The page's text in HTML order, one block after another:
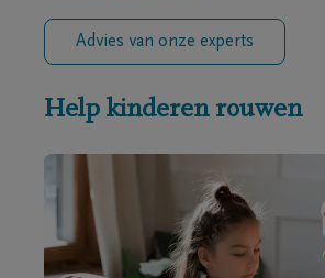
Advies van onze experts
Help kinderen rouwen